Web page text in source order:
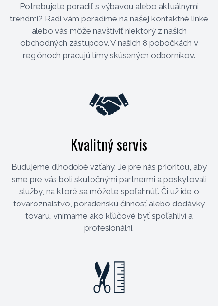
Potrebujete poradiť s výbavou alebo aktuálnymi
trendmi? Radi vám poradíme na našej kontaktné linke
alebo vás môže navštíviť niektorý z našich
obchodných zástupcov. V našich 8 pobočkách v
regiónoch pracujú tímy skúsených odborníkov.
Kvalitný servis
Budujeme dlhodobé vzťahy. Je pre nás prioritou, aby
sme pre vás boli skutočnými partnermi a poskytovali
služby, na ktoré sa môžete spoľahnúť. Či už ide o
tovaroznalstvo, poradenskú činnosť alebo dodávky
tovaru, vnímame ako kľúčové byť spoľahliví a
profesionálni.